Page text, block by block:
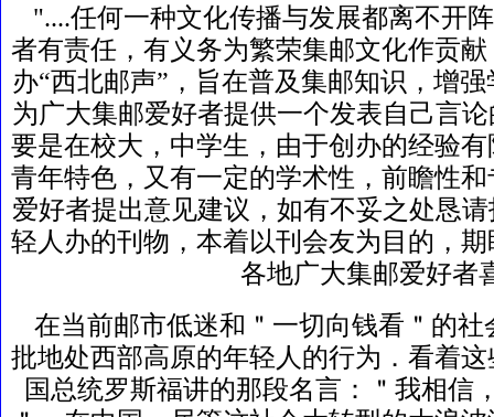
"....任何一种文化传播与发展都离不开
者有责任，有义务为繁荣集邮文化作贡
办“西北邮声”，旨在普及集邮知识，增
为广大集邮爱好者提供一个发表自己言
要是在校大，中学生，由于创办的经验
青年特色，又有一定的学术性，前瞻性
爱好者提出意见建议，如有不妥之处恳
轻人办的刊物，本着以刊会友为目的，
各地广大集邮爱好者
在当前邮市低迷和＂一切向钱看＂的
批地处西部高原的年轻人的行为．看着
国总统罗斯福讲的那段名言：＂我相信